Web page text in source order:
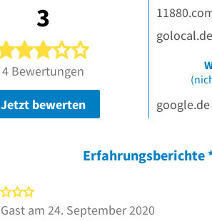
3
3 von 5 Sternen
4 Bewertungen
Jetzt bewerten
golocal.de
google.de
Erfahrungsberichte
Gast am 24. September 2020